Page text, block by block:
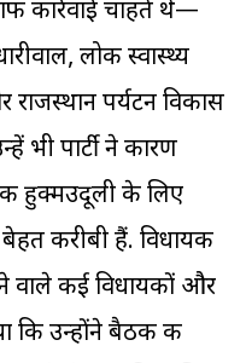
कार्रवाई चाहते थे—
लोक स्वास्थ्य
राजस्थान पर्यटन विकास
भी पार्टी ने कारण
हुक्मउदूली के लिए
करीबी हैं. विधायक
कई विधायकों और
कि उन्होंने बैठक की